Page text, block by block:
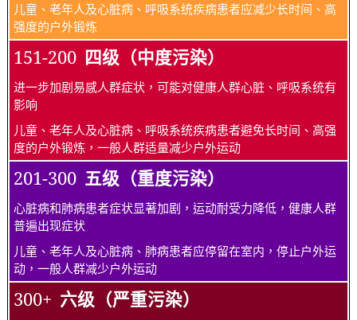
儿童、老年人及心脏病、呼吸系统疾病患者应减少长时间、高
强度的户外锻炼
151-200 四级（中度污染）
进一步加剧易感人群症状，可能对健康人群心脏、呼吸系统有
影响
儿童、老年人及心脏病、呼吸系统疾病患者避免长时间、高强
度的户外锻炼，一般人群适量减少户外运动
201-300 五级（重度污染）
心脏病和肺病患者症状显著加剧，运动耐受力降低，健康人群
普遍出现症状
儿童、老年人及心脏病、肺病患者应停留在室内，停止户外运
动，一般人群减少户外运动
300+ 六级（严重污染）